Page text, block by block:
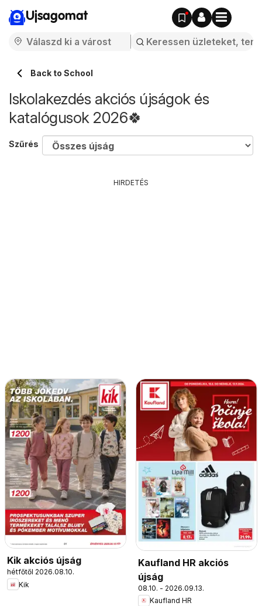
Ujsagomat
Back to School
Iskolakezdés akciós újságok és
katalógusok 2026🍀
Szűrés
HIRDETÉS
Kik akciós újság
hétfőtől 2026.08.10.
Kik
Kaufland HR akciós
újság
08.10. - 2026.09.13.
Kaufland HR